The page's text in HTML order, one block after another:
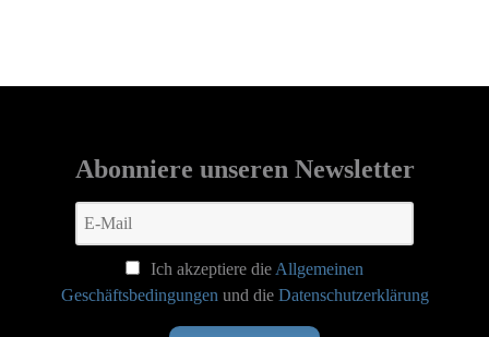
Abonniere unseren Newsletter
Ich akzeptiere dieAllgemeinen
Geschäftsbedingungenund die Datenschutzerklärung